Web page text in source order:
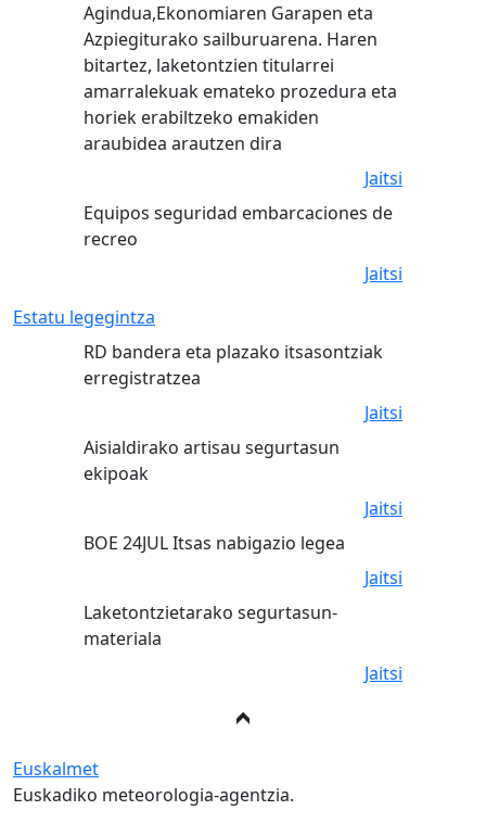
Agindua,Ekonomiaren Garapen eta
Azpiegiturako sailburuarena. Haren
bitartez, laketontzien titularrei
amarralekuak emateko prozedura eta
horiek erabiltzeko emakiden
araubidea arautzen dira
Jaitsi
Equipos seguridad embarcaciones de
recreo
Jaitsi
Estatu legegintza
RD bandera eta plazako itsasontziak
erregistratzea
Jaitsi
Aisialdirako artisau segurtasun
ekipoak
Jaitsi
BOE 24JUL Itsas nabigazio legea
Jaitsi
Laketontzietarako segurtasun-
materiala
Jaitsi
Euskalmet
Euskadiko meteorologia-agentzia.